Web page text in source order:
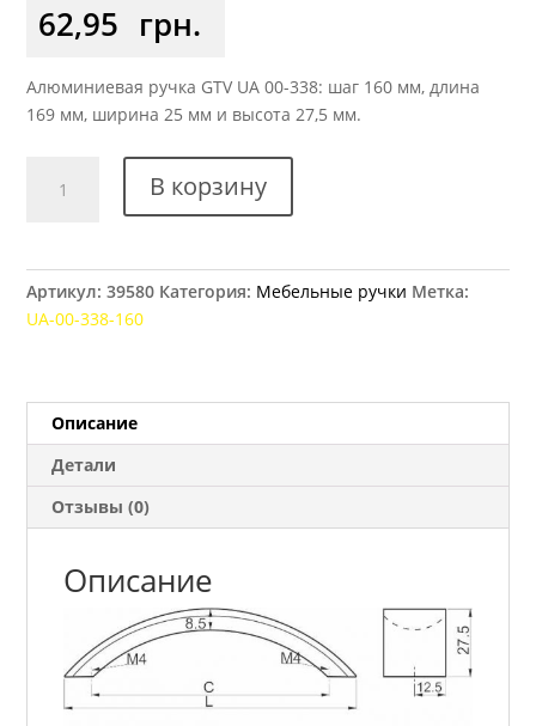
62,95 грн.
Алюминиевая ручка GTV UA 00-338: шаг 160 мм, длина
169 мм, ширина 25 мм и высота 27,5 мм.
товара
UA
алюминий
В корзину
Артикул:39580 Категория: Мебельные ручки Метка:
UА-00-338-160
Описание
Детали
Отзывы (0)
Описание